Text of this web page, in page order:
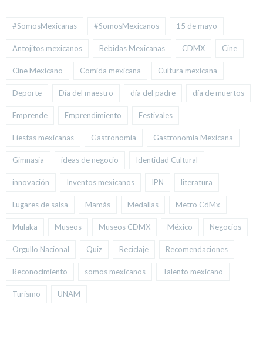
#SomosMexicanas #SomosMexicanos 15 de mayo
Antojitos mexicanos Bebidas Mexicanas CDMX Cine
Cine Mexicano Comida mexicana Cultura mexicana
Deporte Día del maestro día del padre día de muertos
Emprende Emprendimiento Festivales
Fiestas mexicanas Gastronomía Gastronomía Mexicana
Gimnasia ideas de negocio Identidad Cultural
innovación Inventos mexicanos IPN literatura
Lugares de salsa Mamás Medallas Metro CdMx
Mulaka Museos Museos CDMX México Negocios
Orgullo Nacional Quiz Reciclaje Recomendaciones
Reconocimiento somos mexicanos Talento mexicano
Turismo UNAM